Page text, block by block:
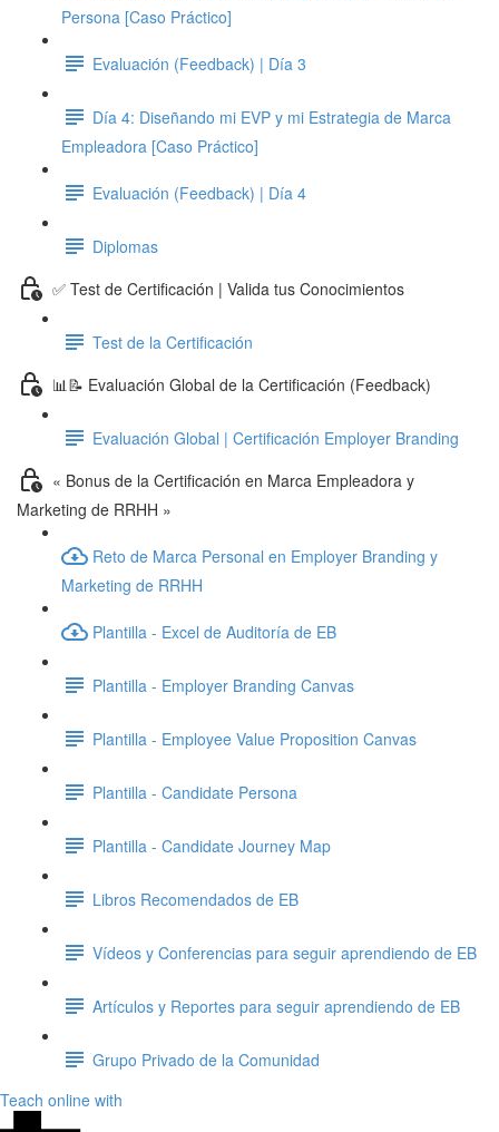
Persona [Caso Práctico]
Evaluación (Feedback) | Día 3
Día 4: Diseñando mi EVP y mi Estrategia de Marca
Empleadora [Caso Práctico]
Evaluación (Feedback) | Día 4
Diplomas
✅ Test de Certificación | Valida tus Conocimientos
Test de la Certificación
📊📝 Evaluación Global de la Certificación (Feedback)
Evaluación Global | Certificación Employer Branding
« Bonus de la Certificación en Marca Empleadora y
Marketing de RRHH »
Reto de Marca Personal en Employer Branding y
Marketing de RRHH
Plantilla - Excel de Auditoría de EB
Plantilla - Employer Branding Canvas
Plantilla - Employee Value Proposition Canvas
Plantilla - Candidate Persona
Plantilla - Candidate Journey Map
Libros Recomendados de EB
Vídeos y Conferencias para seguir aprendiendo de EB
Artículos y Reportes para seguir aprendiendo de EB
Grupo Privado de la Comunidad
Teach online with